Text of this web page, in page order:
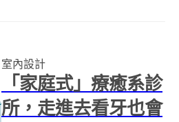
一覽家中每個角落之外也增加了...
室內設計
「家庭式」療癒系診
所，走進去看牙也會